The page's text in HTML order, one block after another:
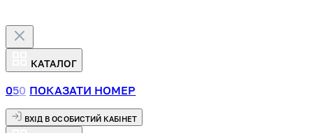
КАТАЛОГ
050 ПОКАЗАТИ НОМЕР
ВХІД В ОСОБИСТИЙ КАБІНЕТ